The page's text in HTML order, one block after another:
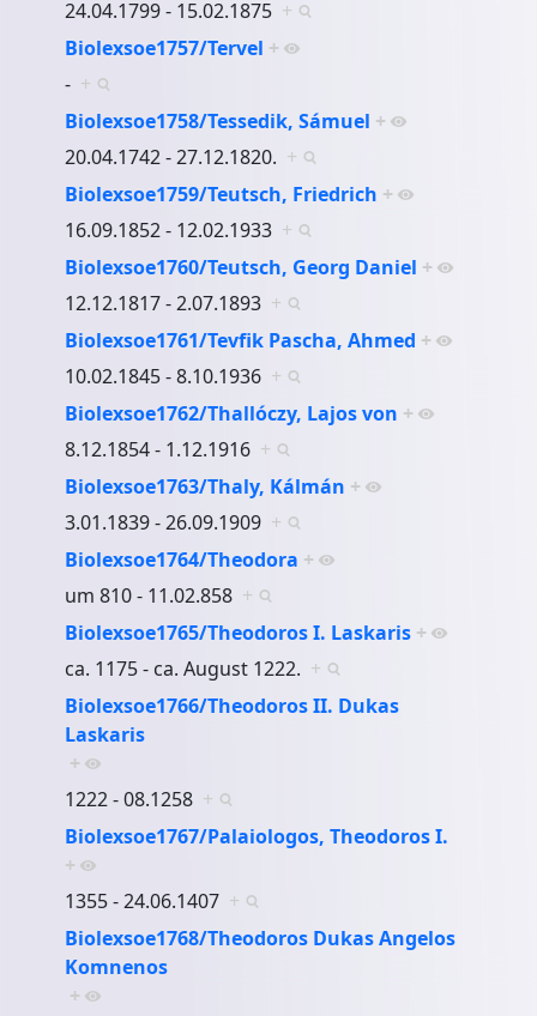
24.04.1799 - 15.02.1875 +
Biolexsoe1757/Tervel +
- +
Biolexsoe1758/Tessedik, Sámuel +
20.04.1742 - 27.12.1820. +
Biolexsoe1759/Teutsch, Friedrich +
16.09.1852 - 12.02.1933 +
Biolexsoe1760/Teutsch, Georg Daniel +
12.12.1817 - 2.07.1893 +
Biolexsoe1761/Tevfik Pascha, Ahmed +
10.02.1845 - 8.10.1936 +
Biolexsoe1762/Thallóczy, Lajos von +
8.12.1854 - 1.12.1916 +
Biolexsoe1763/Thaly, Kálmán +
3.01.1839 - 26.09.1909 +
Biolexsoe1764/Theodora +
um 810 - 11.02.858 +
Biolexsoe1765/Theodoros I. Laskaris +
ca. 1175 - ca. August 1222. +
Biolexsoe1766/Theodoros II. Dukas
Laskaris
+
1222 - 08.1258 +
Biolexsoe1767/Palaiologos, Theodoros I.
+
1355 - 24.06.1407 +
Biolexsoe1768/Theodoros Dukas Angelos
Komnenos
+